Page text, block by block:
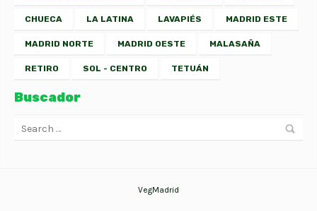
CHUECA LA LATINA LAVAPIÉS MADRID ESTE
MADRID NORTE MADRID OESTE MALASAÑA
RETIRO SOL - CENTRO TETUÁN
Buscador
VegMadrid